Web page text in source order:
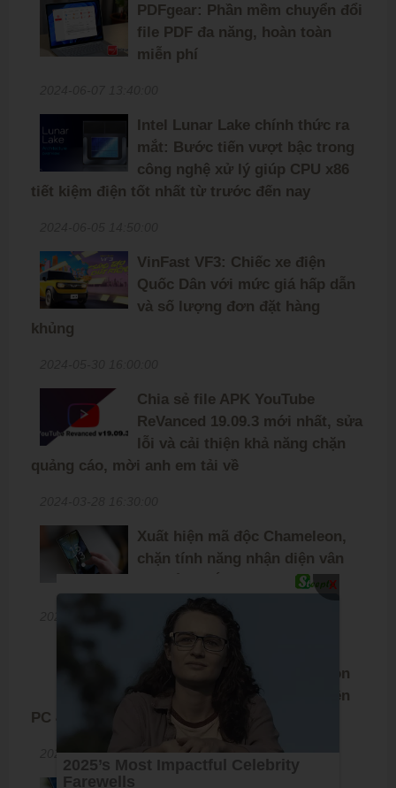
PDFgear: Phần mềm chuyển đổi
file PDF đa năng, hoàn toàn
miễn phí
Intel Lunar Lake chính thức ra
mắt: Bước tiến vượt bậc trong
công nghệ xử lý giúp CPU x86
tiết kiệm điện tốt nhất từ trước đến nay
VinFast VF3: Chiếc xe điện
Quốc Dân với mức giá hấp dẫn
và số lượng đơn đặt hàng
khủng
Chia sẻ file APK YouTube
ReVanced 19.09.3 mới nhất, sửa
lỗi và cải thiện khả năng chặn
quảng cáo, mời anh em tải về
Xuất hiện mã độc Chameleon,
chặn tính năng nhận diện vân
Chia sẻ file ISO tiny11 core:
phiên bản Windows 11 rút gọn
chỉ nặng 2GB, chạy mượt trên
PC 4GB RAM
2023-10-31 14:35:00
X